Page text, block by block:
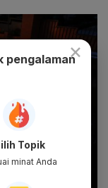
×
pengalaman
Topik
minat Anda